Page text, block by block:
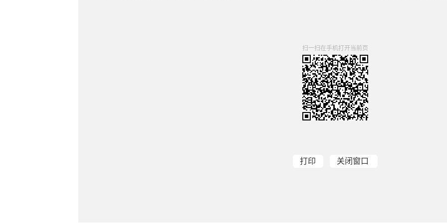
扫一扫在手机打开当前页
打印 关闭窗口